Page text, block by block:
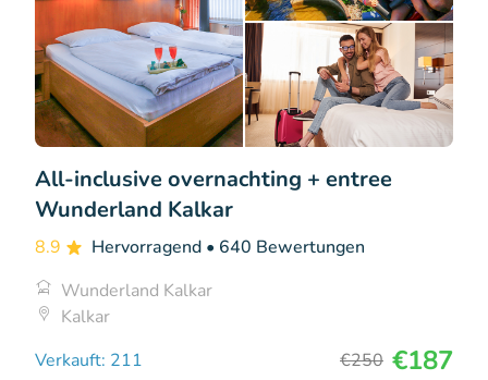
All-inclusive overnachting + entree
Wunderland Kalkar
8.9 Hervorragend • 640 Bewertungen
Wunderland Kalkar
Kalkar
Verkauft: 211
€250 €187